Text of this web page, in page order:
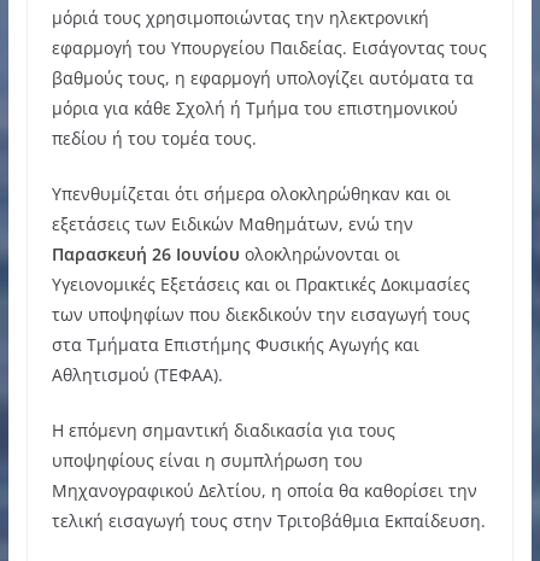
μόριά τους χρησιμοποιώντας την ηλεκτρονική
εφαρμογή του Υπουργείου Παιδείας. Εισάγοντας τους
βαθμούς τους, η εφαρμογή υπολογίζει αυτόματα τα
μόρια για κάθε Σχολή ή Τμήμα του επιστημονικού
πεδίου ή του τομέα τους.
Υπενθυμίζεται ότι σήμερα ολοκληρώθηκαν και οι
εξετάσεις των Ειδικών Μαθημάτων, ενώ την
Παρασκευή 26 Ιουνίου ολοκληρώνονται οι
Υγειονομικές Εξετάσεις και οι Πρακτικές Δοκιμασίες
των υποψηφίων που διεκδικούν την εισαγωγή τους
στα Τμήματα Επιστήμης Φυσικής Αγωγής και
Αθλητισμού (ΤΕΦΑΑ).
Η επόμενη σημαντική διαδικασία για τους
υποψηφίους είναι η συμπλήρωση του
Μηχανογραφικού Δελτίου, η οποία θα καθορίσει την
τελική εισαγωγή τους στην Τριτοβάθμια Εκπαίδευση.